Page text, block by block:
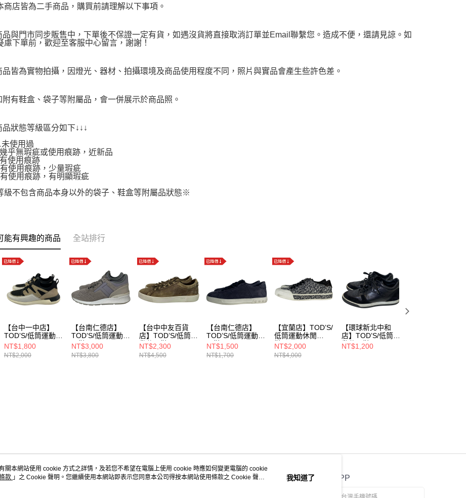
商店皆為二手商品，購買前請理解以下事項。
品與門市同步販售中，下單後不保證一定有貨，如遇沒貨將直接取消訂單並Email聯繫您。造成不便，還請見諒。如
慮下單前，歡迎至客服中心留言，謝謝！
品皆為實物拍攝，因燈光、器材、拍攝環境及商品使用程度不同，照片與實品會產生些許色差。
附有鞋盒、袋子等附屬品，會一併展示於商品照。
品狀態等級區分如下↓↓↓
使用過
乎無瑕疵或使用痕跡，近新品
使用痕跡
使用痕跡，少量瑕疵
使用痕跡，有明顯瑕疵
級不包含商品本身以外的袋子、鞋盒等附屬品狀態※
能有興趣的商品 全站排行
【台中一中店】
TOD’S/低筒運動休
閒
鞋/US71/2/xxm91
b0ca40mcn98ed
NT$1,800
NT$2,000
【台南仁德店】
TOD’S/低筒運動休
閒鞋/US6/
NT$3,000
NT$3,800
【台中中友百貨
店】TOD’S/低筒運
動休閒鞋/US9/
NT$2,300
NT$4,500
【台南仁德店】
TOD’S/低筒運動休
閒鞋//
NT$1,500
NT$1,700
【宜蘭店】TOD’S/
低筒運動休閒
鞋/US8/
NT$2,000
NT$4,000
【環球新北中和
店】TOD’S/低筒運
動休閒鞋/5/
NT$1,200
關於我們 客服資訊 官方APP
關本網站使用 cookie 方式之詳情，及若您不希望在電腦上使用 cookie 時應如何變更電腦的 cookie
款 」之 Cookie 聲明。您繼續使用本網站即表示您同意本公司得按本網站使用條款之 Cookie 聲明
我知道了